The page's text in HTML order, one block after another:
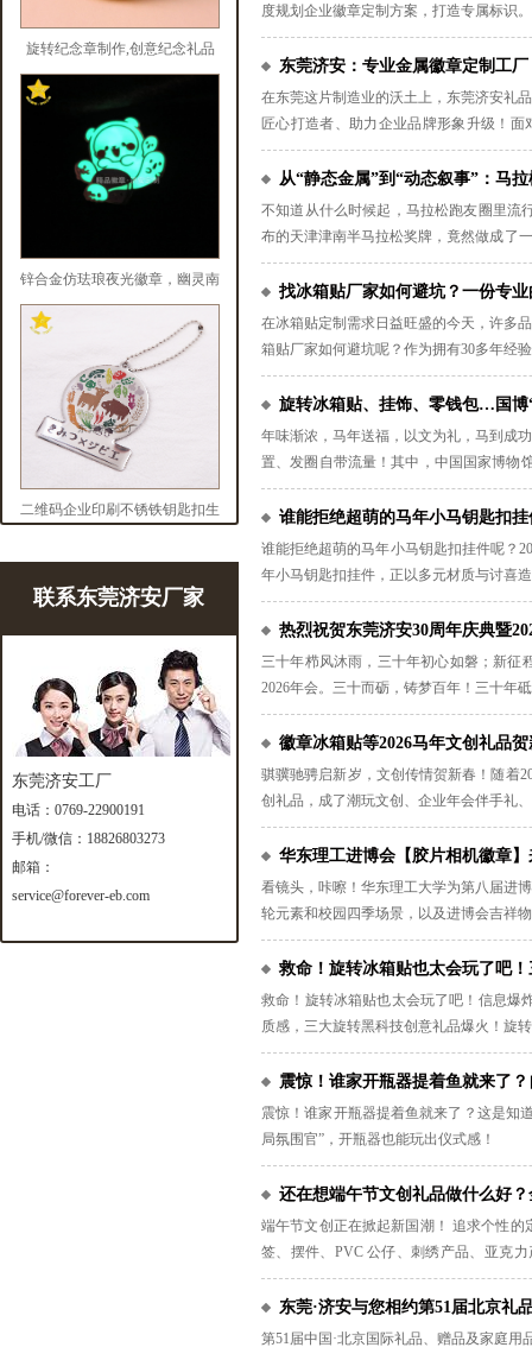
旋转纪念章制作,创意纪念礼品
锌合金仿珐琅夜光徽章，幽灵南
瓜暗夜微光，定格万圣节趣味！
二维码企业印刷不锈铁钥匙扣生
联系东莞济安厂家
东莞济安工厂
电话： 0769-22900191
手机/微信： 18826803273
邮箱：
service@forever-eb.com
度规划企业徽章定制方案，打造专属标识。
东莞济安：专业金属徽章定制工
在东莞这片制造业的沃土上，东莞济安礼
匠心打造者、助力企业品牌形象升级！
务”。
从“静态金属”到“动态叙事”：马
不知道从什么时候起，马拉松跑友圈里流
布的天津津南半马拉松奖牌，竟然做成了
晶莹的都江堰“蓝眼泪”嵌入了奖牌中央
事”：马拉松奖牌定制的“内卷”与破局！
找冰箱贴厂家如何避坑？一份专
在冰箱贴定制需求日益旺盛的今天，许多
箱贴厂家如何避坑呢？作为拥有30多年经
旋转冰箱贴、挂饰、零钱包…国博
年味渐浓，马年送福，以文为礼，马到成
置、发圈自带流量！其中，中国国家博物
鸣”与“创新融合”的双向奔！
谁能拒绝超萌的马年小马钥匙扣
谁能拒绝超萌的马年小马钥匙扣挂件呢？
年小马钥匙扣挂件，正以多元材质与讨喜
热烈祝贺东莞济安30周年庆典暨
三十年栉风沐雨，三十年初心如磐；新
2026年会。三十而砺，铸梦百年！三十年
追求，朝着百年企业的目标迈进。
徽章冰箱贴等2026马年文创礼品
骐骥驰骋启新岁，文创传情贺新春！随着
创礼品，成了潮玩文创、企业年会伴手礼
一款都藏着满满的年味与匠心！快一起来
华东理工进博会【胶片相机徽章
看镜头，咔嚓！华东理工大学为第八届进
轮元素和校园四季场景，以及进博会吉祥
徽章定制案例，需要定制创意徽章、潮玩
救命！旋转冰箱贴也太会玩了吧
救命！旋转冰箱贴也太会玩了吧！信息爆
质感，三大旋转黑科技创意礼品爆火！旋
震惊！谁家开瓶器提着鱼就来了
震惊！谁家开瓶器提着鱼就来了？这是知
局氛围官”，开瓶器也能玩出仪式感！
还在想端午节文创礼品做什么好
端午节文创正在掀起新国潮！ 追求个性
签、摆件、PVC 公仔、刺绣产品、亚克
性，定制专属你的高光时刻 。
东莞·济安与您相约第51届北京礼
第51届中国·北京国际礼品、赠品及家庭用